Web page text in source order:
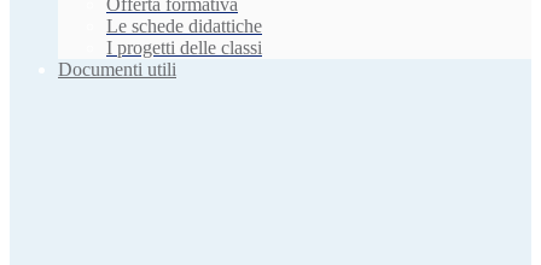
Offerta formativa
Le schede didattiche
I progetti delle classi
Documenti utili